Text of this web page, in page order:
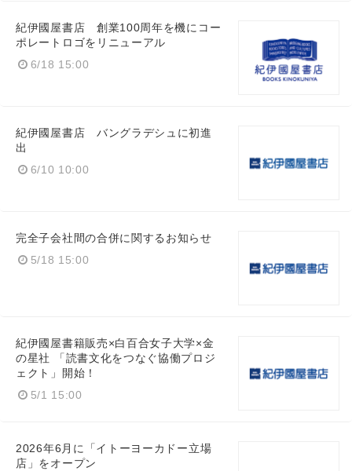
紀伊國屋書店 創業100周年を機にコー
ポレートロゴをリニューアル
6/18 15:00
紀伊國屋書店 バングラデシュに初進
出
6/10 10:00
完全子会社間の合併に関するお知らせ
5/18 15:00
紀伊國屋書籍販売×白百合女子大学×金
の星社 「読書文化をつなぐ協働プロジ
ェクト」開始！
5/1 15:00
2026年6月に「イトーヨーカドー立場
店」をオープン